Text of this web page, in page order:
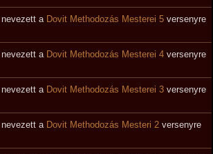
nevezett a Dovit Methodozás Mesterei 5 versenyre
nevezett a Dovit Methodozás Mesterei 4 versenyre
nevezett a Dovit Methodozás Mesterei 3 versenyre
nevezett a Dovit Methodozás Mesteri 2 versenyre